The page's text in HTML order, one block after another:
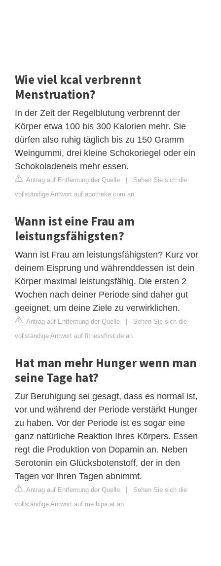
Wie viel kcal verbrennt
Menstruation?
In der Zeit der Regelblutung verbrennt der
Körper etwa 100 bis 300 Kalorien mehr. Sie
dürfen also ruhig täglich bis zu 150 Gramm
Weingummi, drei kleine Schokoriegel oder ein
Schokoladeneis mehr essen.
Antrag auf Entfernung der Quelle | Sehen Sie sich die
vollständige Antwort auf apotheke.com an
Wann ist eine Frau am
leistungsfähigsten?
Wann ist Frau am leistungsfähigsten? Kurz vor
deinem Eisprung und währenddessen ist dein
Körper maximal leistungsfähig. Die ersten 2
Wochen nach deiner Periode sind daher gut
geeignet, um deine Ziele zu verwirklichen.
Antrag auf Entfernung der Quelle | Sehen Sie sich die
vollständige Antwort auf fitnessfirst.de an
Hat man mehr Hunger wenn man
seine Tage hat?
Zur Beruhigung sei gesagt, dass es normal ist,
vor und während der Periode verstärkt Hunger
zu haben. Vor der Periode ist es sogar eine
ganz natürliche Reaktion Ihres Körpers. Essen
regt die Produktion von Dopamin an. Neben
Serotonin ein Glücksbotenstoff, der in den
Tagen vor Ihren Tagen abnimmt.
Antrag auf Entfernung der Quelle | Sehen Sie sich die
vollständige Antwort auf me.bipa.at an